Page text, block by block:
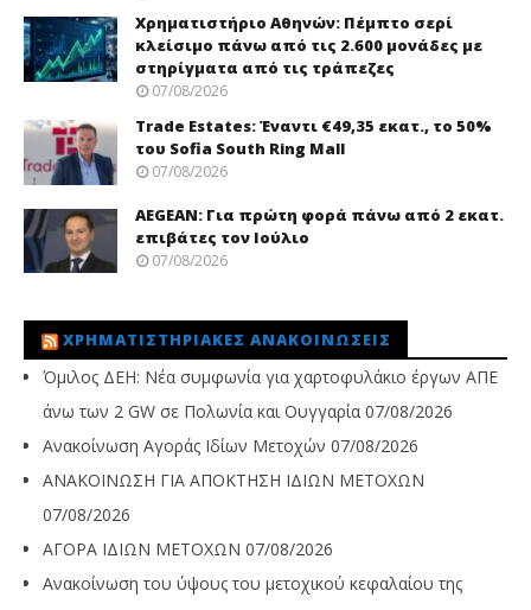
Χρηματιστήριο Αθηνών: Πέμπτο σερί
κλείσιμο πάνω από τις 2.600 μονάδες με
στηρίγματα από τις τράπεζες
07/08/2026
Trade Εstates: Έναντι €49,35 εκατ., το 50%
του Sofia South Ring Mall
07/08/2026
AEGEAN: Για πρώτη φορά πάνω από 2 εκατ.
επιβάτες τον Ιούλιο
07/08/2026
ΧΡΗΜΑΤΙΣΤΗΡΙΑΚΈΣ ΑΝΑΚΟΙΝΏΣΕΙΣ
Όμιλος ΔΕΗ: Νέα συμφωνία για χαρτοφυλάκιο έργων ΑΠΕ
άνω των 2 GW σε Πολωνία και Ουγγαρία 07/08/2026
Ανακοίνωση Αγοράς Ιδίων Μετοχών 07/08/2026
ΑΝΑΚΟΙΝΩΣΗ ΓΙΑ ΑΠΟΚΤΗΣΗ ΙΔΙΩΝ ΜΕΤΟΧΩΝ
07/08/2026
ΑΓΟΡΑ ΙΔΙΩΝ ΜΕΤΟΧΩΝ 07/08/2026
Ανακοίνωση του ύψους του μετοχικού κεφαλαίου της